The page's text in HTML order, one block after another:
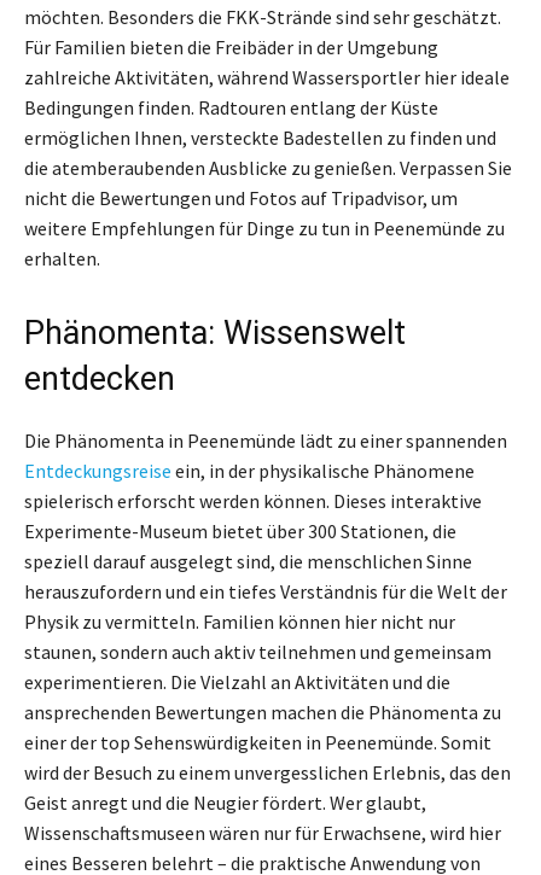
möchten. Besonders die FKK-Strände sind sehr geschätzt.
Für Familien bieten die Freibäder in der Umgebung
zahlreiche Aktivitäten, während Wassersportler hier ideale
Bedingungen finden. Radtouren entlang der Küste
ermöglichen Ihnen, versteckte Badestellen zu finden und
die atemberaubenden Ausblicke zu genießen. Verpassen Sie
nicht die Bewertungen und Fotos auf Tripadvisor, um
weitere Empfehlungen für Dinge zu tun in Peenemünde zu
erhalten.
Phänomenta: Wissenswelt
entdecken
Die Phänomenta in Peenemünde lädt zu einer spannenden
Entdeckungsreise ein, in der physikalische Phänomene
spielerisch erforscht werden können. Dieses interaktive
Experimente-Museum bietet über 300 Stationen, die
speziell darauf ausgelegt sind, die menschlichen Sinne
herauszufordern und ein tiefes Verständnis für die Welt der
Physik zu vermitteln. Familien können hier nicht nur
staunen, sondern auch aktiv teilnehmen und gemeinsam
experimentieren. Die Vielzahl an Aktivitäten und die
ansprechenden Bewertungen machen die Phänomenta zu
einer der top Sehenswürdigkeiten in Peenemünde. Somit
wird der Besuch zu einem unvergesslichen Erlebnis, das den
Geist anregt und die Neugier fördert. Wer glaubt,
Wissenschaftsmuseen wären nur für Erwachsene, wird hier
eines Besseren belehrt – die praktische Anwendung von